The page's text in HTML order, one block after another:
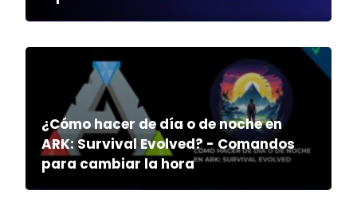
¿Cómo hacer de día o de noche en
ARK: Survival Evolved? - Comandos
para cambiar la hora